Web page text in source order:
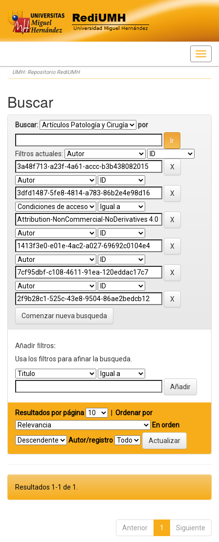
Skip
navigation
UMH: Repositorio RediUMH
Buscar
Buscar: por
Filtros actuales:
Comenzar nueva busqueda
Añadir filtros:
Usa los filtros para afinar la busqueda.
Resultados por página
Ordenar por
En orden
Autor/registro
Resultados 1-1 de 1.
Anterior 1 Siguiente